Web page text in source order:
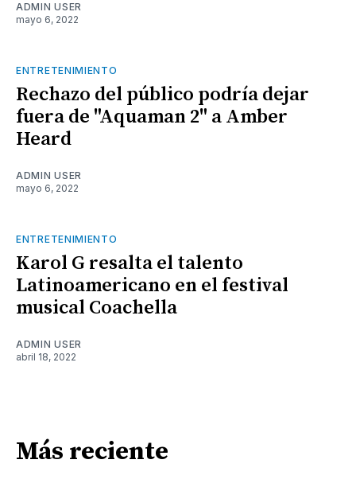
ADMIN USER
mayo 6, 2022
ENTRETENIMIENTO
Rechazo del público podría dejar
fuera de "Aquaman 2" a Amber
Heard
ADMIN USER
mayo 6, 2022
ENTRETENIMIENTO
Karol G resalta el talento
Latinoamericano en el festival
musical Coachella
ADMIN USER
abril 18, 2022
Más reciente